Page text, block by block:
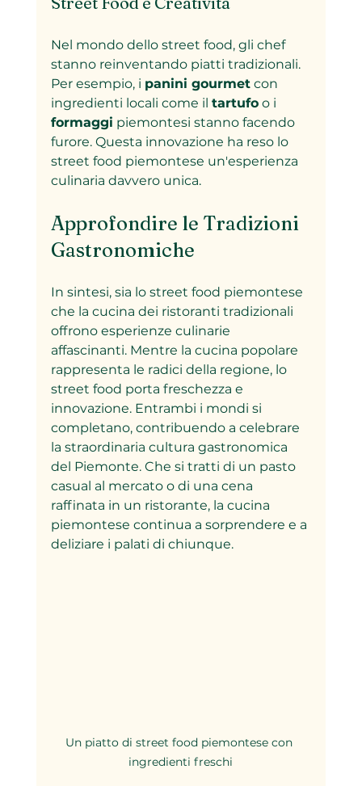
Nel mondo dello street food, gli chef
stanno reinventando piatti tradizionali.
Per esempio, i panini gourmet con
ingredienti locali come il tartufo o i
formaggi piemontesi stanno facendo
furore. Questa innovazione ha reso lo
street food piemontese un'esperienza
culinaria davvero unica.
Approfondire le Tradizioni
Gastronomiche
In sintesi, sia lo street food piemontese
che la cucina dei ristoranti tradizionali
offrono esperienze culinarie
affascinanti. Mentre la cucina popolare
rappresenta le radici della regione, lo
street food porta freschezza e
innovazione. Entrambi i mondi si
completano, contribuendo a celebrare
la straordinaria cultura gastronomica
del Piemonte. Che si tratti di un pasto
casual al mercato o di una cena
raffinata in un ristorante, la cucina
piemontese continua a sorprendere e a
deliziare i palati di chiunque.
Un piatto di street food piemontese con
ingredienti freschi